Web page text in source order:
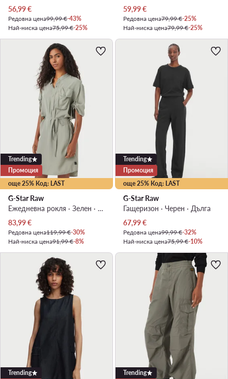
Актуална цена
56,99€
Редовна цена99,99 €-43%
Най-ниска цена75,99 €-25%
Актуална цена
59,99€
Редовна цена79,99 €-25%
Най-ниска цена79,99 €-25%
още 25% Код: LAST
Trending
Промоция
G-Star Raw
Ежедневна рокля · Зелен · Мини
Актуална цена
83,99€
Редовна цена119,99 €-30%
Най-ниска цена91,99 €-8%
още 25% Код: LAST
Trending
Промоция
G-Star Raw
Гащеризон · Черен · Дълга
Актуална цена
67,99€
Редовна цена99,99 €-32%
Най-ниска цена75,99 €-10%
Trending
Trending